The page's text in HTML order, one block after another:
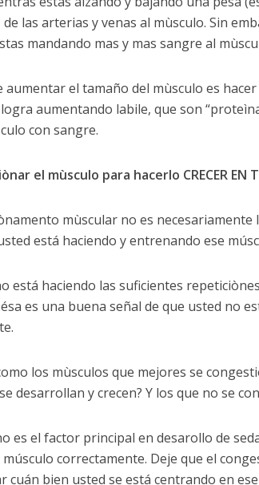
las arterias y venas al mùsculo. Sin
mandando mas y mas sangre al
aumentar el tamaño del mùsculo es
aumentando labile, que son
con sangre.
el mùsculo para hacerlo CRECER EN
mùscular no es necesariamente
está haciendo y entrenando ese
está haciendo las suficientes
es una buena señal de que usted no
los mùsculos que mejores se
desarrollan y crecen? Y los que no se
es el factor principal en desarollo de
correctamente. Deje que el
cuán bien usted se está centrando en